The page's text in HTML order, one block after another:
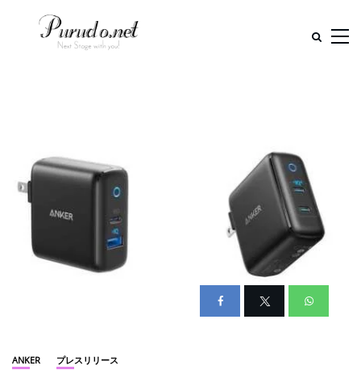
ANKER プレスリリース